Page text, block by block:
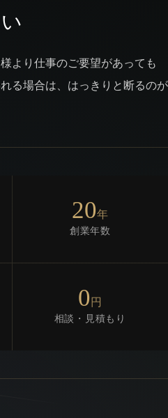
い
より仕事のご要望があっても
る場合は、はっきりと断るのが
20年
創業年数
0 円
相談・見積もり